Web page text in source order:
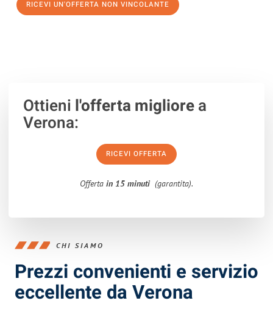
RICEVI UN'OFFERTA NON VINCOLANTE
Ottieni l'offerta migliorea
Verona:
RICEVI OFFERTA
Offerta in 15 minuti (garantita).
CHI SIAMO
Prezzi convenienti e servizio
eccellente da Verona